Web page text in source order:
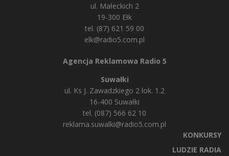
ul. Małeckich 2
19-300 Ełk
tel. (87) 621 59 00
elk@radio5.com.pl
Agencja Reklamowa Radio 5
Suwałki
ul. Ks J. Zawadzkiego 2 lok. 1.2
16-400 Suwałki
tel. (087) 566 62 10
reklama.suwalki@radio5.com.pl
KONKURSY
LUDZIE RADIA